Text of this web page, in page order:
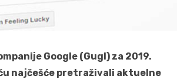
Google (Gugl) za 2019.
najčešće pretraživali aktuelne